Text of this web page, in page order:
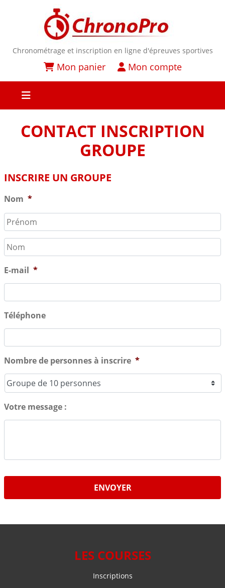
Chronométrage et inscription en ligne d'épreuves sportives
Mon panier Mon compte
CONTACT INSCRIPTION
GROUPE
INSCRIRE UN GROUPE
Nom *
Prénom
Nom
E-mail *
Téléphone
Nombre de personnes à inscrire *
Votre message :
LES COURSES
Inscriptions